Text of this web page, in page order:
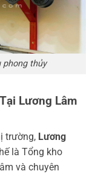
phong thủy
Lương Lâm
trường, Lương
là Tổng kho
và chuyên